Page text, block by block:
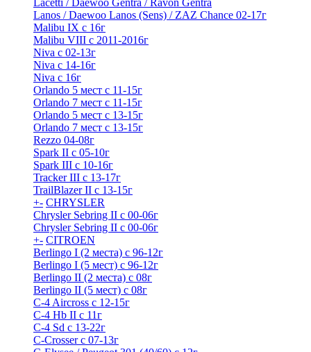
Lacetti / Daewoo Gentra / Ravon Gentra
Lanos / Daewoo Lanos (Sens) / ZAZ Chance 02-17г
Malibu IX с 16г
Malibu VIII с 2011-2016г
Niva с 02-13г
Niva с 14-16г
Niva с 16г
Orlando 5 мест с 11-15г
Orlando 7 мест с 11-15г
Orlando 5 мест с 13-15г
Orlando 7 мест с 13-15г
Rezzo 04-08г
Spark II с 05-10г
Spark III с 10-16г
Tracker III с 13-17г
TrailBlazer II с 13-15г
+- CHRYSLER
Chrysler Sebring II с 00-06г
Chrysler Sebring II с 00-06г
+- CITROEN
Berlingo I (2 места) с 96-12г
Berlingo I (5 мест) с 96-12г
Berlingo II (2 места) с 08г
Berlingo II (5 мест) с 08г
C-4 Airсross с 12-15г
C-4 Hb II с 11г
C-4 Sd c 13-22г
C-Crosser с 07-13г